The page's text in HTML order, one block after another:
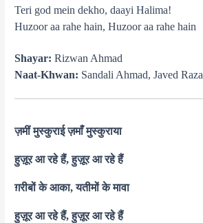
Teri god mein dekho, daayi Halima!
Huzoor aa rahe hain, Huzoor aa rahe hain
Shayar: Rizwan Ahmad
Naat-Khwan: Sandali Ahmad, Javed Raza
ज़मीं मुस्कुराई ज़माँ मुस्कुराया
हुज़ूर आ रहे हैं, हुज़ूर आ रहे हैं
ग़रीबों के आका, यतीमों के मावा
हुज़ूर आ रहे हैं, हुज़ूर आ रहे हैं